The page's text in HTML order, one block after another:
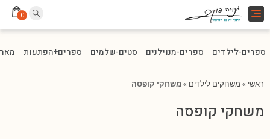
Toggle
navigation
0
ספרים-לילדים ספרים-מנוילנים סטים-שלמים ספרים+הפתעות
ראשי » משחקים לילדים »משחקי קופסה
משחקי קופסה